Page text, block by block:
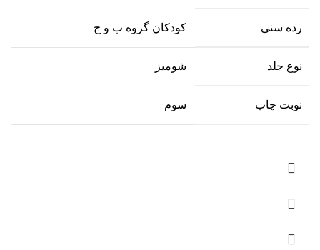
رده سنی کودکان گروه ب و ج
نوع جلد شومیز
نوبت چاپ سوم